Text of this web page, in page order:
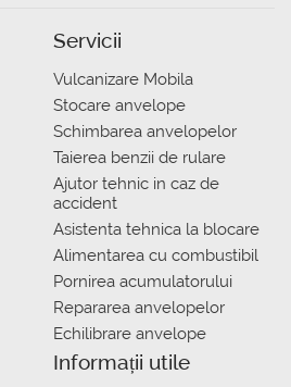
Servicii
Vulcanizare Mobila
Stocare anvelope
Schimbarea anvelopelor
Taierea benzii de rulare
Ajutor tehnic in caz de
accident
Asistenta tehnica la blocare
Alimentarea cu combustibil
Pornirea acumulatorului
Repararea anvelopelor
Echilibrare anvelope
Informații utile